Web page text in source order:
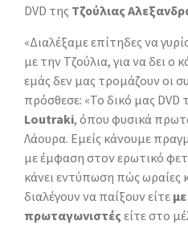
DVD της Τζούλιας
«Διαλέξαμε επίτηδες να
με την Τζούλια, για να δει ο
εμάς δεν μας τρομάζουν οι
πρόσθεσε: «Το δικό μας DVD
Loutraki, όπου φυσικά
Λάουρα. Εμείς κάνουμε
με έμφαση στον ερωτικό
κάνει εντύπωση πώς ωραίες
διαλέγουν να παίξουν είτε
πρωταγωνιστές είτε στο